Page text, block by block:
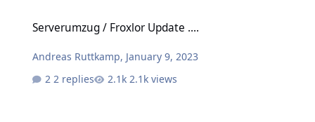
Serverumzug / Froxlor Update ....
Andreas Ruttkamp, January 9, 2023
2 replies
2.1k views